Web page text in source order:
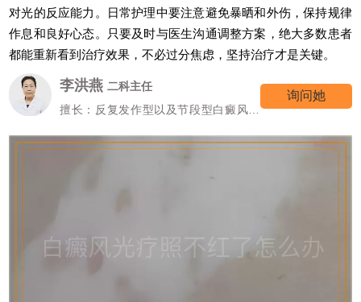
对光的反应能力。日常护理中要注意避免暴晒和外伤，保持规律
作息和良好心态。只要及时与医生沟通调整方案，绝大多数患者
都能重新看到治疗效果，不必过分焦虑，坚持治疗才是关键。
李洪燕 二科主任
擅长：反复发作型以及节段型白癜风诊
询问她